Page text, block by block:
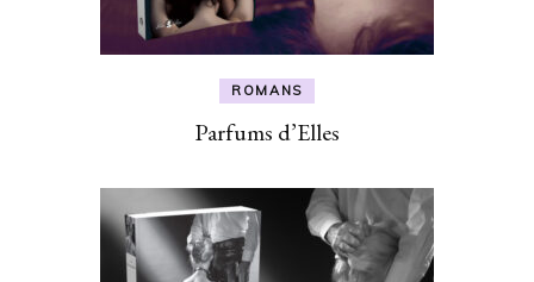
ROMANS
Parfums d’Elles